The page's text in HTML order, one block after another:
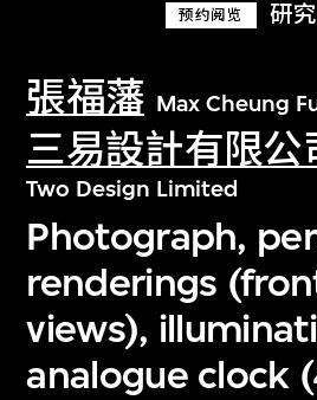
预约阅览 研
張福藩 Max Cheung
三易設計有限公
Two Design Limited
Photograph,
renderings
views),
analogue clock
探索世界顶级的二十及二
文化藏品。